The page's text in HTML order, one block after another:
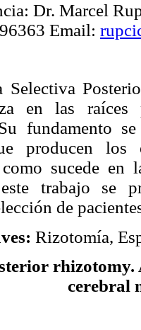
Dr. Marcel
Email:
Selectiva
en las raíces
fundamento
producen los
como sucede
trabajo se
de
Rizotomía,
cerebral